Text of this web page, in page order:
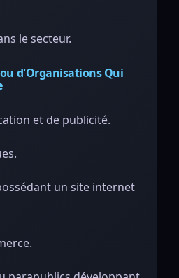
le secteur.
d'Organisations Qui
et de publicité.
un site internet